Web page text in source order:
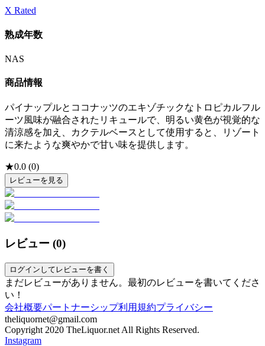
X Rated
熟成年数
NAS
商品情報
パイナップルとココナッツのエキゾチックなトロピカルフル
ーツ風味が融合されたリキュールで、明るい黄色が視覚的な
清涼感を加え、カクテルベースとして使用すると、リゾート
に来たような爽やかで甘い味を提供します。
★0.0 (0)
レビューを見る
レビュー (0)
ログインしてレビューを書く
まだレビューがありません。最初のレビューを書いてくださ
い！
会社概要パートナーシップ利用規約プライバシー
theliquornet@gmail.com
Copyright 2020 TheLiquor.net All Rights Reserved.
Instagram